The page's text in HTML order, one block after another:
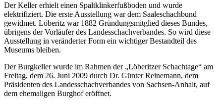
Der Keller erhielt einen Spaltklinkerfußboden und wurde
elektrifiziert. Die erste Ausstellung war dem Saaleschachbund
gewidmet. Löberitz war 1882 Gründungsmitglied dieses Bundes,
übrigens der Vorläufer des Landesschachverbandes. So wird diese
Ausstellung in veränderter Form ein wichtiger Bestandteil des
Museums bleiben.
Der Burgkeller wurde im Rahmen der „Löberitzer Schachtage“ am
Freitag, dem 26. Juni 2009 durch Dr. Günter Reinemann, dem
Präsidenten des Landesschachverbandes von Sachsen-Anhalt, auf
dem ehemaligen Burghof eröffnet.